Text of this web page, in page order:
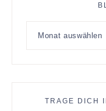
TRAGE DICH